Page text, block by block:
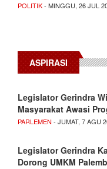
POLITIK- MINGGU, 26 JUL
ASPIRASI
Legislator Gerindra
Masyarakat Awasi
PARLEMEN - JUMAT, 7 AGU
Legislator Gerindra
Dorong UMKM